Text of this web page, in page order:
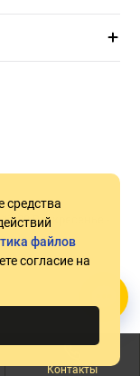
Контакты
средства
файлов
согласие на
Воскресенье -